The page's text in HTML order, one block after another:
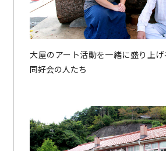
大屋のアート活動を一緒に盛り上
同好会の人たち